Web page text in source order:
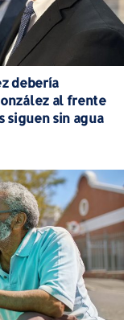
debería
al frente
siguen sin agua